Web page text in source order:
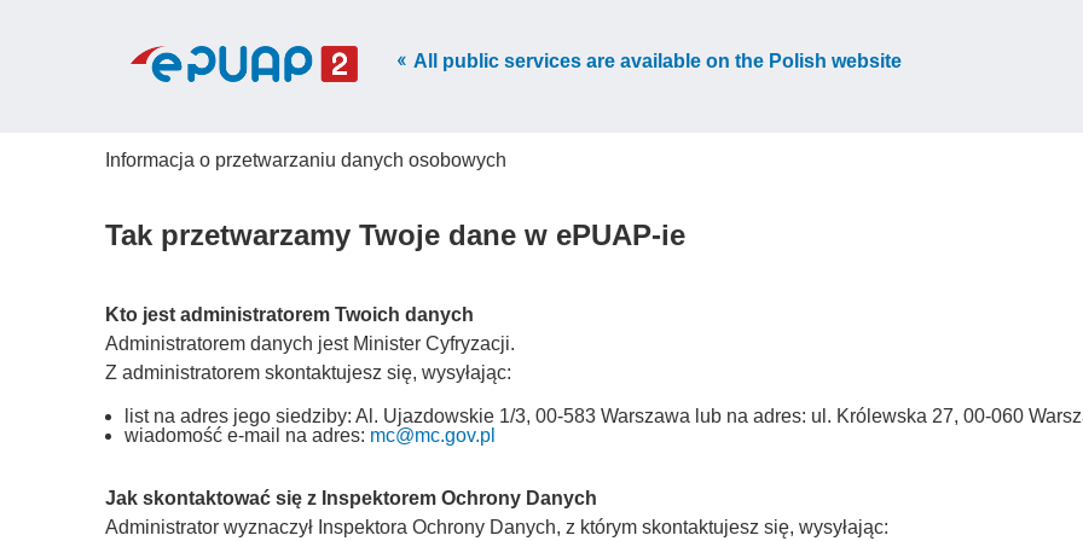
All public services are available on the Polish website
Informacja o przetwarzaniu danych osobowych
Tak przetwarzamy Twoje dane w ePUAP-ie
Kto jest administratorem Twoich danych
Administratorem danych jest Minister Cyfryzacji.
Z administratorem skontaktujesz się, wysyłając:
list na adres jego siedziby: Al. Ujazdowskie 1/3, 00-583 Warszawa lub na adres: ul. Królewska 27, 00-060
wiadomość e-mail na adres: mc@mc.gov.pl
Jak skontaktować się z Inspektorem Ochrony Danych
Administrator wyznaczył Inspektora Ochrony Danych, z którym skontaktujesz się, wysyłając: